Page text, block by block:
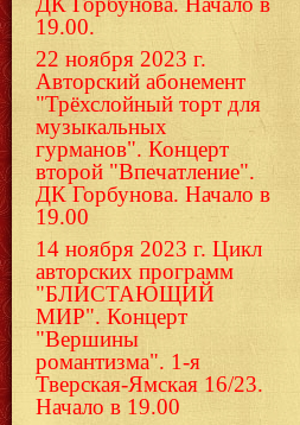
19.00.
22 ноября 2023 г.
Авторский абонемент
"Трёхслойный торт для
музыкальных
гурманов". Концерт
второй "Впечатление".
ДК Горбунова. Начало в
19.00
14 ноября 2023 г. Цикл
авторских программ
"БЛИСТАЮЩИЙ
МИР". Концерт
"Вершины
романтизма". 1-я
Тверская-Ямская 16/23.
Начало в 19.00